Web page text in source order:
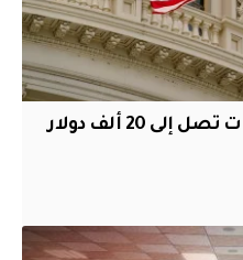
أميركا تقر سندات تأشيرات تصل إلى 20 ألف دولار